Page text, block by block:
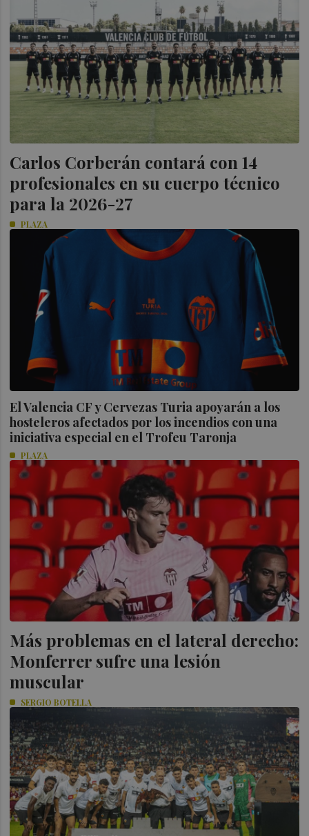
Carlos Corberán contará con 14
profesionales en su cuerpo técnico
para la 2026-27
PLAZA
El Valencia CF y Cervezas Turia apoyarán a los
hosteleros afectados por los incendios con una
iniciativa especial en el Trofeu Taronja
PLAZA
Más problemas en el lateral derecho:
Monferrer sufre una lesión
muscular
SERGIO BOTELLA